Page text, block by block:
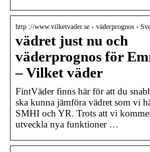
http ://www.vilketvader.se › väderprognos ›
vädret just nu och
väderprognos för
– Vilket väder
FintVäder finns här för att du
ska kunna jämföra vädret som vi
SMHI och YR. Trots att vi
utveckla nya funktioner …